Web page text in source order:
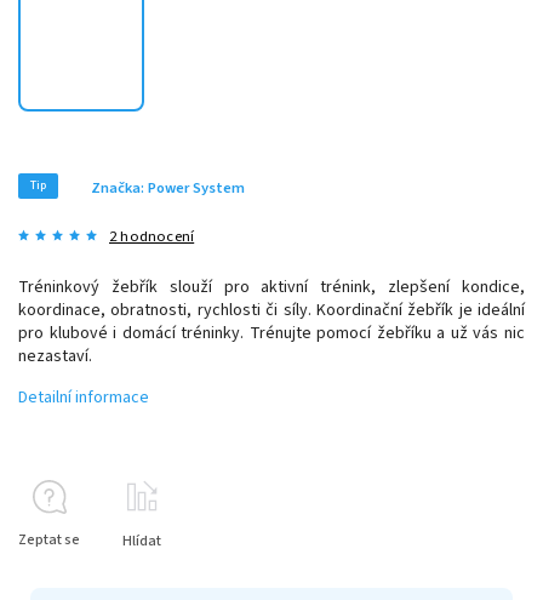
Tip
2 hodnocení
Značka: Power System
Tréninkový žebřík slouží pro aktivní trénink, zlepšení kondice,
koordinace, obratnosti, rychlosti či síly. Koordinační žebřík je ideální
pro klubové i domácí tréninky. Trénujte pomocí žebříku a už vás nic
nezastaví.
Detailní informace
Zeptat se Hlídat